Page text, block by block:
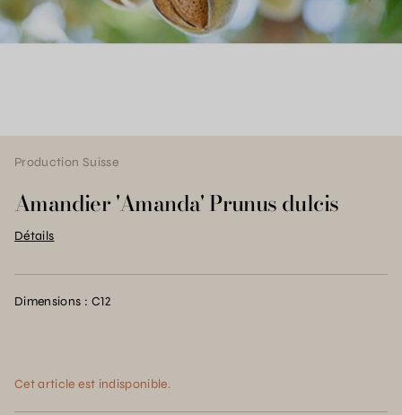
Production Suisse
Amandier 'Amanda' Prunus dulcis
Détails
Dimensions : C12
Cet article est indisponible.